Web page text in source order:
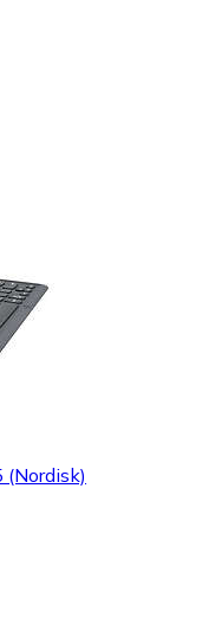
(Nordisk)